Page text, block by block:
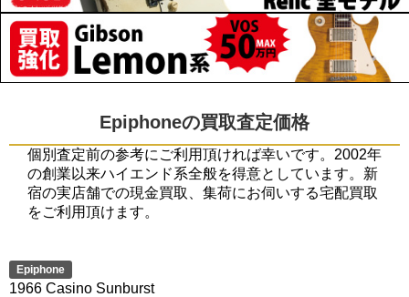
Epiphoneの買取査定価格
個別査定前の参考にご利用頂ければ幸いです。2002年
の創業以来ハイエンド系全般を得意としています。新
宿の実店舗での現金買取、集荷にお伺いする宅配買取
をご利用頂けます。
Epiphone
1966 Casino Sunburst